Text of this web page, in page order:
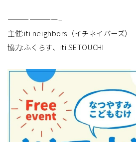
———————–
主催:iti neighbors（イチネイバーズ）
協力:ふくらす、iti SETOUCHI